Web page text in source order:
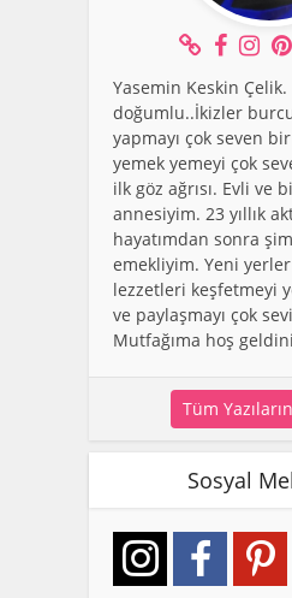
Yasemin Keskin
doğumlu..İkizler
yapmayı çok seven
yemek yemeyi çok
ilk göz ağrısı. Evli ve
annesiyim. 23 yıllık
hayatımdan sonra
emekliyim. Yeni
lezzetleri keşfetmeyi
ve paylaşmayı çok
Mutfağıma hoş
Tüm
Sosyal